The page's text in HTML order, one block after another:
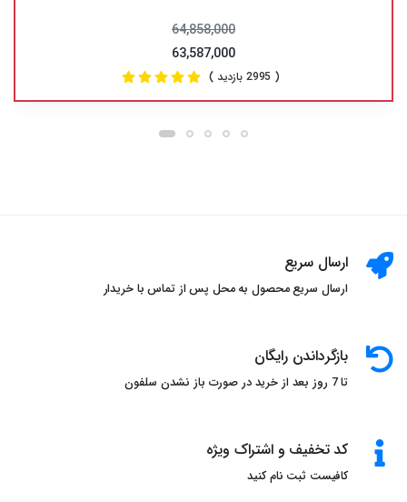
64,858,000
63,587,000
( 2995 بازدید )
ارسال سریع
ارسال سریع محصول به محل پس از تماس با خریدار
بازگرداندن رایگان
تا 7 روز بعد از خرید در صورت باز نشدن سلفون
کد تخفیف و اشتراک ویژه
کافیست ثبت نام کنید